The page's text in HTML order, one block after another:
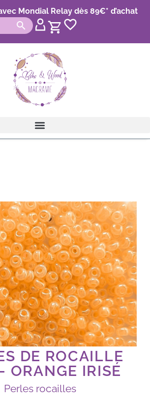
Mondial Relay dès 89€* d’achat
DE ROCAILLE
ORANGE IRISÉ
Perles rocailles